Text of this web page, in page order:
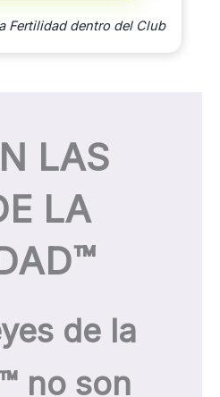
Fertilidad dentro del Club
LAS
LA
de la
no son